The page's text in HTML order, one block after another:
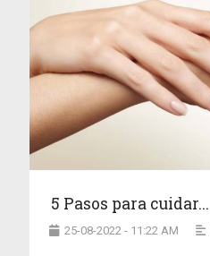
5 Pasos para cuidar...
25-08-2022 - 11:22 AM